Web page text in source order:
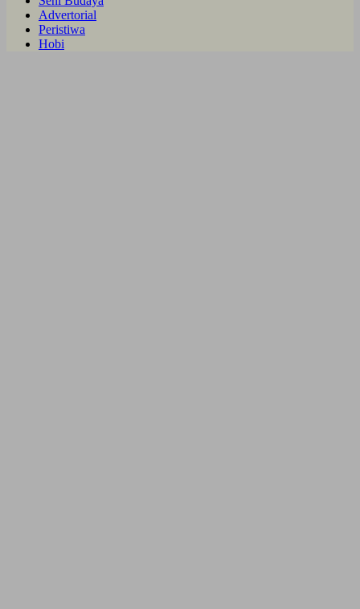
Advertorial
Peristiwa
Hobi